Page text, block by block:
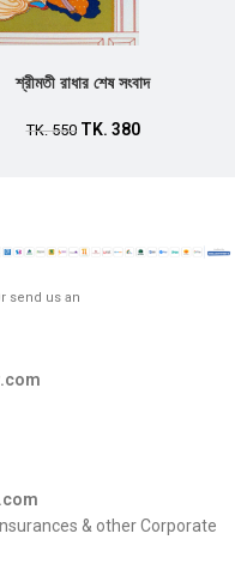
শ্রীমতী রাধার শেষ সংবাদ
TK.550 TK. 380
send us an
& other Corporate